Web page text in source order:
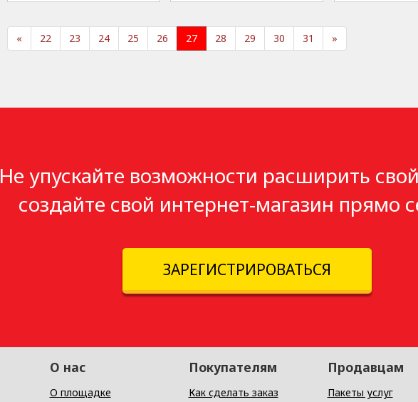
« 22 23 24 25 26 27 28 29 30 31 »
Не упускайте возможности расширить
создайте свой интернет-магазин прямо
ЗАРЕГИСТРИРОВАТЬСЯ
О нас
О площадке
Покупателям
Как сделать заказ
Продавцам
Пакеты услуг